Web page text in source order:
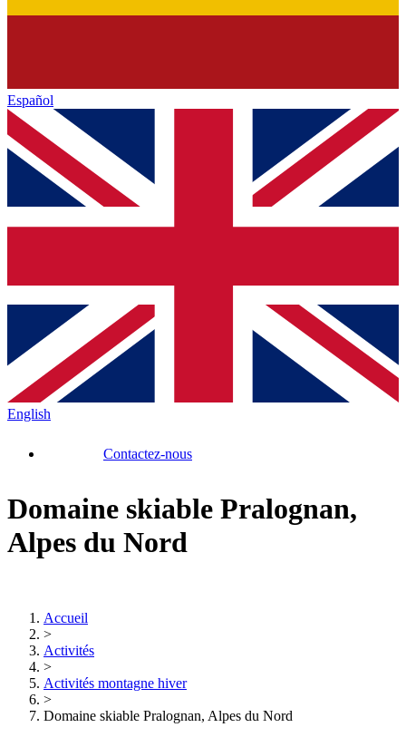
Español
English
Contactez-nous
Domaine skiable Pralognan,
Alpes du Nord
Accueil
>
Activités
>
Activités montagne hiver
>
Domaine skiable Pralognan, Alpes du Nord